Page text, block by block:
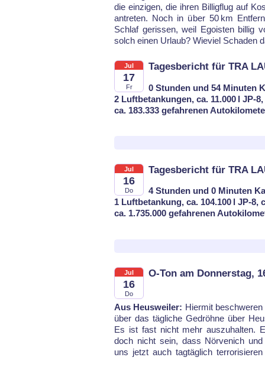
die ein­zi­gen, die ih­ren Bil­lig­flug auf
an­tre­ten. Noch in über 50 km
Schlaf ge­ris­sen, weil Ego­is­ten bil­lig
solch einen Ur­laub? Wie­viel Scha­den
Jul
17
Fr
Tagesbericht für TRA
0 Stunden und 54 Minuten
2 Luftbetankungen, ca. 11.000 l JP-
ca. 183.333 gefahrenen
Jul
16
Do
Tagesbericht für TRA
4 Stunden und 0 Minuten
1 Luftbetankung, ca. 104.100 l JP-8,
ca. 1.735.000 gefahrenen
Jul
16
Do
O-Ton am Donnerstag,
Aus Heusweiler: Hier­mit
über das täg­li­che Ge­dröh­ne über
Es ist fast nicht mehr aus­zu­hal­ten.
doch nicht sein, dass Nör­ve­nich und
uns jetzt auch tag­täg­lich ter­ro­ri­sie­ren
Und un­se­re Po­li­ti­ker win­ken
Kos­ten durch. Fe­ri­en gibt es nur für